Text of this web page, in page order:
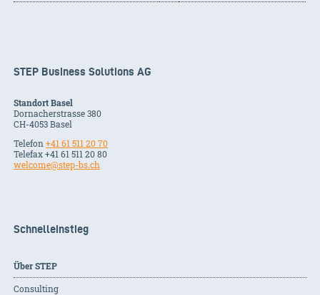
STEP Business Solutions AG
Standort Basel
Dornacherstrasse 380
CH-4053Basel
Telefon+41 61 511 20 70
Telefax +41 61 511 20 80
welcome@step-bs.ch
Schnelleinstieg
Über STEP
Consulting